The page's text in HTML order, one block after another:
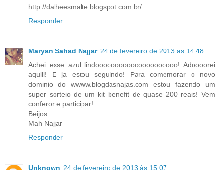
http://dalheesmalte.blogspot.com.br/
Responder
Maryan Sahad Najjar 24 de fevereiro de 2013 às 14:48
Achei esse azul lindooooooooooooooooooooo! Adoooorei
aquiii! E ja estou seguindo! Para comemorar o novo
dominio do wwww.blogdasnajas.com estou fazendo um
super sorteio de um kit benefit de quase 200 reais! Vem
conferor e participar!
Beijos
Mah Najjar
Responder
Unknown 24 de fevereiro de 2013 às 15:07